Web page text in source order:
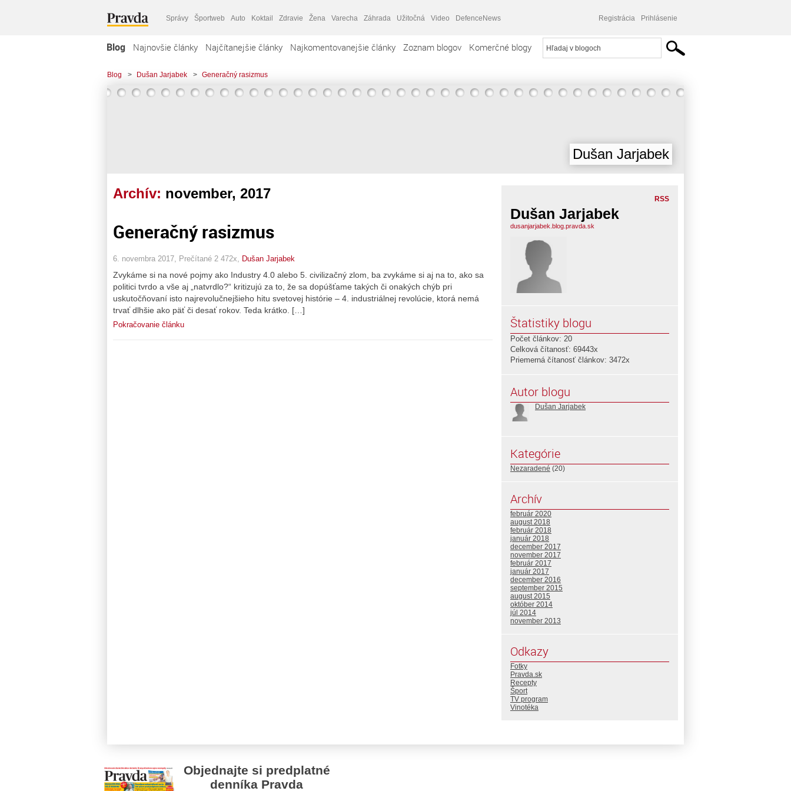
Správy Športweb Auto Koktail Zdravie Žena Varecha Záhrada Užitočná Video DefenceNews Registrácia Prihlásenie
Blog Najnovšie články Najčítanejšie články Najkomentovanejšie články Zoznam blogov Komerčné blogy
Blog > Dušan Jarjabek > Generačný rasizmus
Dušan Jarjabek
Archív: november, 2017
Generačný rasizmus
6. novembra 2017, Prečítané 2 472x, Dušan Jarjabek
Zvykáme si na nové pojmy ako Industry 4.0 alebo 5. civilizačný zlom, ba zvykáme si aj na to, ako sa
politici tvrdo a vše aj „natvrdlo?“ kritizujú za to, že sa dopúšťame takých či onakých chýb pri
uskutočňovaní isto najrevolučnejšieho hitu svetovej histórie – 4. industriálnej revolúcie, ktorá nemá
trvať dlhšie ako päť či desať rokov. Teda krátko. […]
Pokračovanie článku
RSS
Dušan Jarjabek
dusanjarjabek.blog.pravda.sk
Štatistiky blogu
Počet článkov: 20
Celková čítanosť: 69443x
Priemerná čítanosť článkov: 3472x
Autor blogu
Dušan Jarjabek
Kategórie
Nezaradené (20)
Archív
február 2020
august 2018
február 2018
január 2018
december 2017
november 2017
február 2017
január 2017
december 2016
september 2015
august 2015
október 2014
júl 2014
november 2013
Odkazy
Fotky
Pravda.sk
Recepty
Šport
TV program
Vinotéka
Objednajte si predplatné
denníka Pravda